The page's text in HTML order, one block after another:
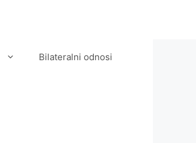
Bilateralni odnosi